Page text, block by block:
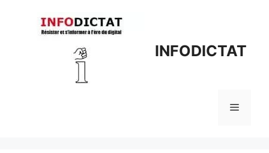
INFODICTAT
Menu